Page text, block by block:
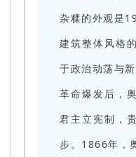
杂糅的外观是
建筑整体风格
于政治动荡与
革命爆发后，
君主立宪制，
步。1866年，